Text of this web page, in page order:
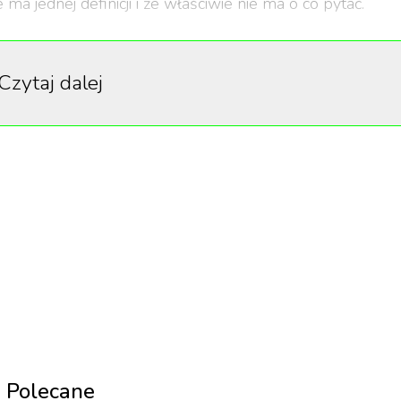
trendu, twierdząc, że to kolejny brainrot i
dalej
Polecane